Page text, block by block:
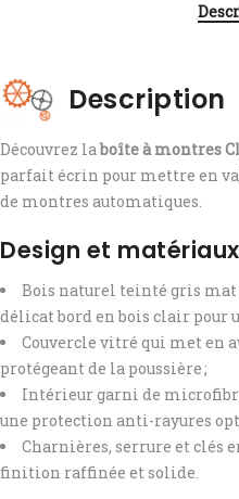
Description
Découvrez laboîte à montres
parfait écrin pour mettre en
de montres automatiques.
Design et
Bois naturel teinté gris mat
délicat bord en bois clair pour
Couvercle vitré qui met en
protégeant de la poussière ;
Intérieur garni de
une protection anti-rayures
Charnières, serrure et clés
finition raffinée et solide.